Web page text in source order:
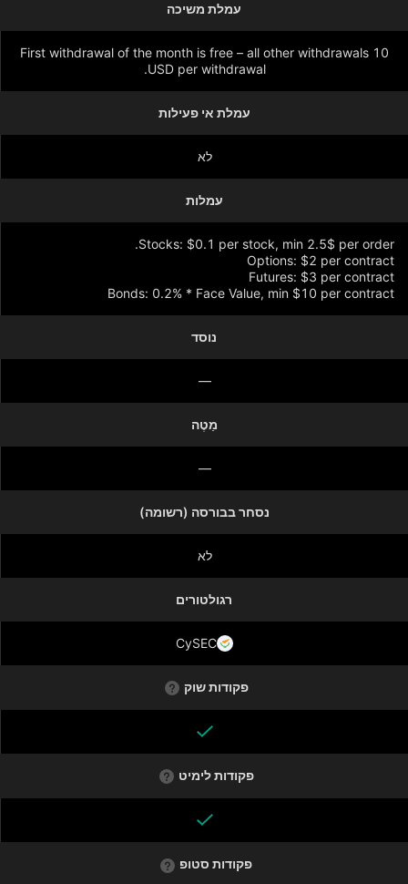
עמלת משיכה
First withdrawal of the month is free – all other withdrawals 10
USD per withdrawal.
עמלת אי פעילות
לא
עמלות
Bonds: 0.2% * Face Value, min $10 per contract
נוסד
—
מַטֶה
—
נסחר בבורסה (רשומה)
לא
רגולטורים
CySEC
פקודות שוק
פקודות לימיט
פקודות סטופ